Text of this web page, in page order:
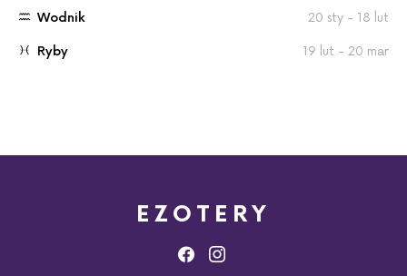
Wodnik 20 sty - 18 lut
Ryby 19 lut - 20 mar
EZOTERY